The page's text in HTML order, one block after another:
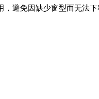
避免因缺少窗型而无法